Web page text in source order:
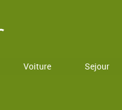
Voiture Sejour